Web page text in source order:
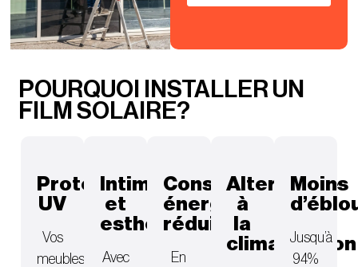
POURQUOI INSTALLER UN
FILM SOLAIRE?
Protection
UV
Vos
meubles,
Intimité
et
esthétique
Avec
Consommation
énergétique
réduite
En
Alternative
à
la
climatisation
Moins
Jusqu’à
94%